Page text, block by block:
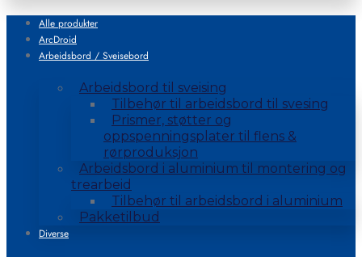
Alle produkter
ArcDroid
Arbeidsbord / Sveisebord
Arbeidsbord til sveising
Tilbehør til arbeidsbord til svesing
Prismer, støtter og
oppspenningsplater til flens &
rørproduksjon
Arbeidsbord i aluminium til montering og
trearbeid
Tilbehør til arbeidsbord i aluminium
Pakketilbud
Diverse